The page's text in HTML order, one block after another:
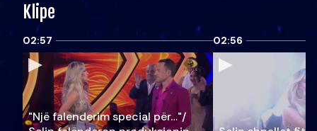
Klipe
02:57
"Një falenderim special për…"/
02:56